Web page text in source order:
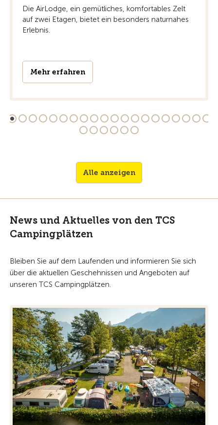
Die AirLodge, ein gemütliches, komfortables Zelt
auf zwei Etagen, bietet ein besonders naturnahes
Erlebnis.
Mehr erfahren
Alle anzeigen
News und Aktuelles von den TCS
Campingplätzen
Bleiben Sie auf dem Laufenden und informieren Sie sich
über die aktuellen Geschehnissen und Angeboten auf
unseren TCS Campingplätzen.